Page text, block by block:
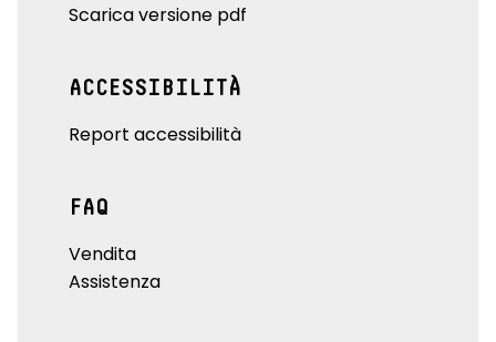
Scarica versione pdf
ACCESSIBILITÀ
Report accessibilità
FAQ
Vendita
Assistenza